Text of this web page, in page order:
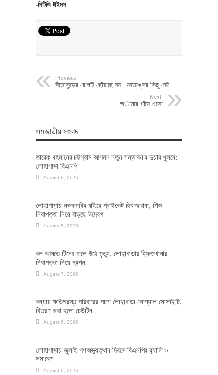
-সিটিজি টাইমস
Previous:
সীতাকুন্ডের রোগটি ছোঁয়াছে নয় : আতঙ্কের কিছু নেই
Next:
অামার গাঁয়ে এসো
সমজাতীয় সংবাদ
তারেক রহমানের চট্টগ্রাম আগমন নতুন সম্ভাবনার দুয়ার খুলবে:
লোহাগাড়া বিএনপি
August 8, 2026
লোহাগাড়ায় নজরদারির বাইরে প্রাইভেট হিফজখানা, শিশু
নিরাপত্তা নিয়ে বাড়ছে উদ্বেগ
August 8, 2026
বল আনতে টিনের চালে উঠে মৃত্যু, লোহাগাড়ার হিফজখানার
নিরাপত্তা নিয়ে প্রশ্ন
August 7, 2026
বন্যায় ক্ষতিগ্রস্ত পরিবারের পাশে লোহাগাড়া সোশ্যাল সোসাইটি,
বিতরণ করা হলো ঢেউটিন
August 6, 2026
লোহাগাড়ায় জুলাই গণঅভ্যুত্থান দিবসে বিএনপির র‌্যালি ও
সমাবেশ
August 6, 2026